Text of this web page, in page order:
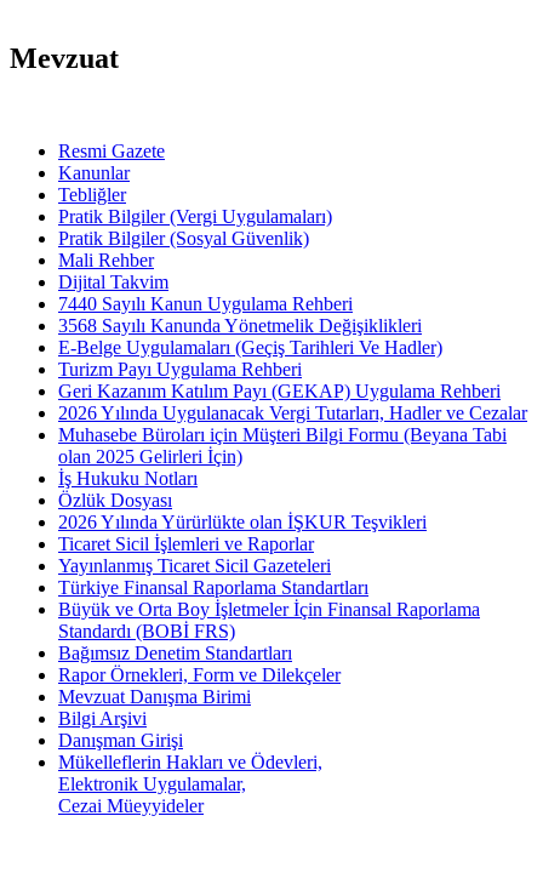
Mevzuat
Resmi Gazete
Kanunlar
Tebliğler
Pratik Bilgiler (Vergi Uygulamaları)
Pratik Bilgiler (Sosyal Güvenlik)
Mali Rehber
Dijital Takvim
7440 Sayılı Kanun Uygulama Rehberi
3568 Sayılı Kanunda Yönetmelik Değişiklikleri
E-Belge Uygulamaları (Geçiş Tarihleri Ve Hadler)
Turizm Payı Uygulama Rehberi
Geri Kazanım Katılım Payı (GEKAP) Uygulama Rehberi
2026 Yılında Uygulanacak Vergi Tutarları, Hadler ve Cezalar
Muhasebe Büroları için Müşteri Bilgi Formu (Beyana Tabi
olan 2025 Gelirleri İçin)
İş Hukuku Notları
Özlük Dosyası
2026 Yılında Yürürlükte olan İŞKUR Teşvikleri
Ticaret Sicil İşlemleri ve Raporlar
Yayınlanmış Ticaret Sicil Gazeteleri
Türkiye Finansal Raporlama Standartları
Büyük ve Orta Boy İşletmeler İçin Finansal Raporlama
Standardı (BOBİ FRS)
Bağımsız Denetim Standartları
Rapor Örnekleri, Form ve Dilekçeler
Mevzuat Danışma Birimi
Bilgi Arşivi
Danışman Girişi
Mükelleflerin Hakları ve Ödevleri,
Elektronik Uygulamalar,
Cezai Müeyyideler